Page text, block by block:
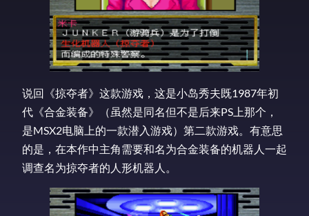
说回《掠夺者》这款游戏，这是小岛秀夫既1987年初
代《合金装备》（虽然是同名但不是后来PS上那个，
是MSX2电脑上的一款潜入游戏）第二款游戏。有意思
的是，在本作中主角需要和名为合金装备的机器人一起
调查名为掠夺者的人形机器人。